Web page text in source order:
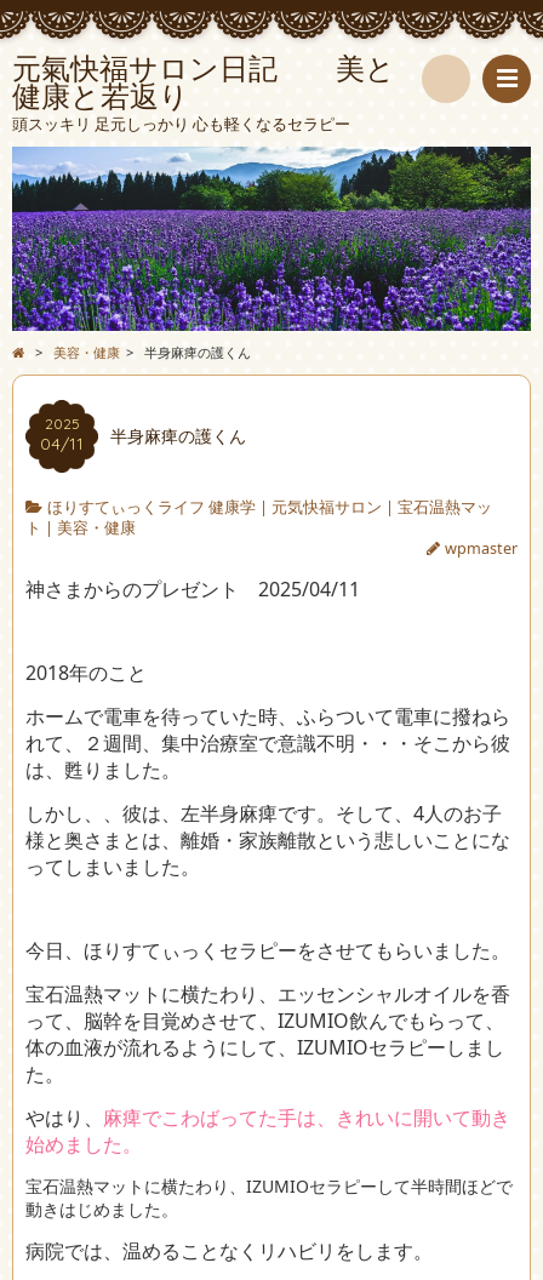
元氣快福サロン日記 美と
健康と若返り
頭スッキリ 足元しっかり 心も軽くなるセラピー
索
> 美容・健康 > 半身麻痺の護くん
2025
04/11 半身麻痺の護くん
ほりすてぃっくライフ 健康学| 元気快福サロン | 宝石温熱マッ
ト | 美容・健康
wpmaster
神さまからのプレゼント 2025/04/11
2018年のこと
ホームで電車を待っていた時、ふらついて電車に撥ねら
れて、２週間、集中治療室で意識不明・・・そこから彼
は、甦りました。
しかし、 、彼は、左半身麻痺です。そして、4人のお子
様と奥さまとは、離婚・家族離散という悲しいことにな
ってしまいました。
今日、ほりすてぃっくセラピーをさせてもらいました。
宝石温熱マットに横たわり、エッセンシャルオイルを香
って、脳幹を目覚めさせて、 IZUMIO飲んでもらって、
体の血液が流れるようにして、IZUMIOセラピーしまし
た。
やはり、 麻痺でこわばってた手は、きれいに開いて動き
始めました。
宝石温熱マットに横たわり、IZUMIOセラピーして半時間ほどで
動きはじめました。
病院では、温めることなくリハビリをします。